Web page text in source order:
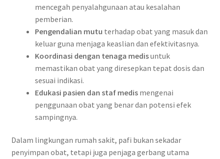
mencegah penyalahgunaan atau kesalahan
pemberian.
Pengendalian mutu terhadap obat yang masuk dan
keluar guna menjaga keaslian dan efektivitasnya.
Koordinasi dengan tenaga medisuntuk
memastikan obat yang diresepkan tepat dosis dan
sesuai indikasi.
Edukasi pasien dan staf medismengenai
penggunaan obat yang benar dan potensi efek
sampingnya.
Dalam lingkungan rumah sakit, pafi bukan sekadar
penyimpan obat, tetapi juga penjaga gerbang utama